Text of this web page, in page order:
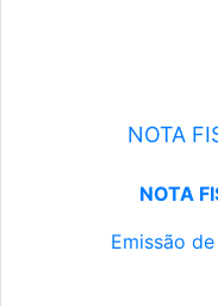
NOTA
NOTA
Emissão